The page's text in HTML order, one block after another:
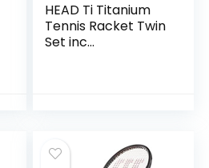
HEAD Ti Titanium
Tennis Racket Twin
Set inc